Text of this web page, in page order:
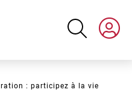
: participez à la vie